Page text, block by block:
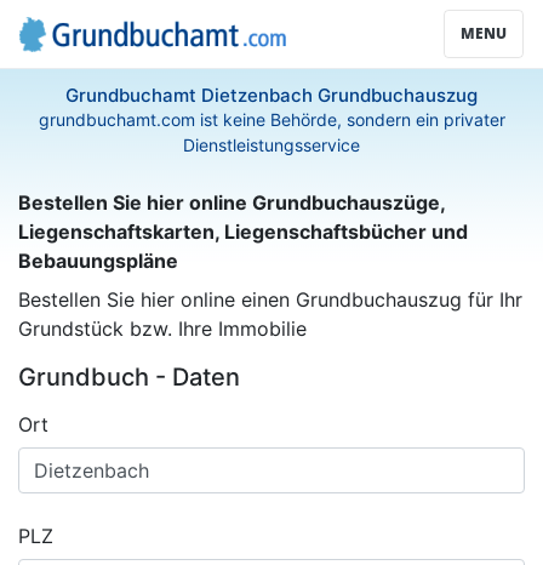
MENU
Grundbuchamt Dietzenbach Grundbuchauszug
grundbuchamt.com ist keine Behörde, sondern ein privater
Dienstleistungsservice
Bestellen Sie hier online Grundbuchauszüge,
Liegenschaftskarten, Liegenschaftsbücher und
Bebauungspläne
Bestellen Sie hier online einen Grundbuchauszug für Ihr
Grundstück bzw. Ihre Immobilie
Grundbuch - Daten
Ort
PLZ